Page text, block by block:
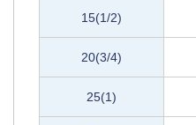
15(1/2)
20(3/4)
25(1)